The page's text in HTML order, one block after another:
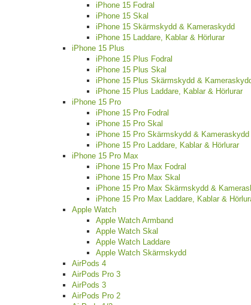
iPhone 15 Fodral
iPhone 15 Skal
iPhone 15 Skärmskydd & Kameraskydd
iPhone 15 Laddare, Kablar & Hörlurar
iPhone 15 Plus
iPhone 15 Plus Fodral
iPhone 15 Plus Skal
iPhone 15 Plus Skärmskydd &
iPhone 15 Plus Laddare, Kablar & Hörlurar
iPhone 15 Pro
iPhone 15 Pro Fodral
iPhone 15 Pro Skal
iPhone 15 Pro Skärmskydd & Kameraskydd
iPhone 15 Pro Laddare, Kablar & Hörlurar
iPhone 15 Pro Max
iPhone 15 Pro Max Fodral
iPhone 15 Pro Max Skal
iPhone 15 Pro Max Skärmskydd &
iPhone 15 Pro Max Laddare, Kablar &
Apple Watch
Apple Watch Armband
Apple Watch Skal
Apple Watch Laddare
Apple Watch Skärmskydd
AirPods 4
AirPods Pro 3
AirPods 3
AirPods Pro 2